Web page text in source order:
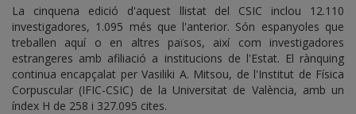
La cinquena edició d'aquest llistat del CSIC inclou 12.110
investigadores, 1.095 més que l'anterior. Són espanyoles que
treballen aquí o en altres països, així com investigadores
estrangeres amb afiliació a institucions de l'Estat. El rànquing
continua encapçalat per Vasiliki A. Mitsou, de l'Institut de Física
Corpuscular (IFIC-CSIC) de la Universitat de València, amb un
índex H de 258 i 327.095 cites.